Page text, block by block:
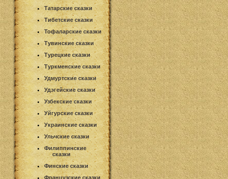
Татарские сказки
Тибетские сказки
Тофаларские сказки
Тувинские сказки
Турецкие сказки
Туркменские сказки
Удмуртские сказки
Удэгейские сказки
Узбекские сказки
Уйгурские сказки
Украинские сказки
Ульчские сказки
Филиппинские
сказки
Финские сказки
Французские сказки